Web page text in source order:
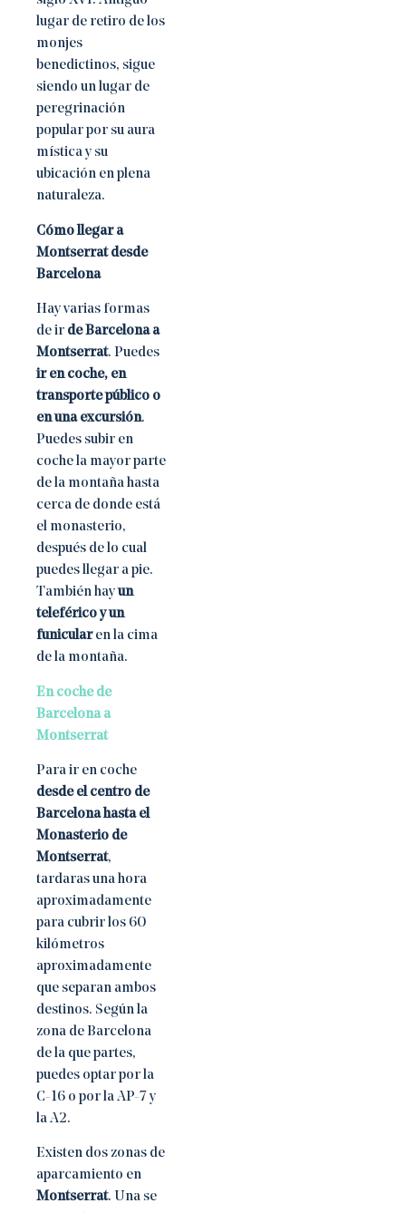
lugar de retiro de los
monjes
benedictinos, sigue
siendo un lugar de
peregrinación
popular por su aura
mística y su
ubicación en plena
naturaleza.
Cómo llegar a
Montserrat desde
Barcelona
Hay varias formas
de ir de Barcelona a
Montserrat. Puedes
ir en coche, en
transporte público o
en una excursión.
Puedes subir en
coche la mayor parte
de la montaña hasta
cerca de donde está
el monasterio,
después de lo cual
puedes llegar a pie.
También hayun
teleférico y un
funicularen la cima
de la montaña.
En coche de
Barcelona a
Montserrat
Para ir en coche
desde el centro de
Barcelona hasta el
Monasterio de
Montserrat,
tardaras una hora
aproximadamente
para cubrir los 60
kilómetros
aproximadamente
que separan ambos
destinos. Según la
zona de Barcelona
de la que partes,
puedes optar por la
C-16 o por la AP-7 y
la A2.
Existen dos zonas de
aparcamiento en
Montserrat. Una se